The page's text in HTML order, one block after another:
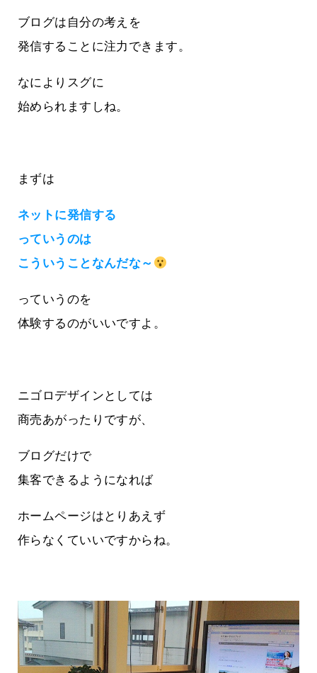
ブログは自分の考えを
発信することに注力できます。
なによりスグに
始められますしね。
まずは
ネットに発信する
っていうのは
こういうことなんだな～
っていうのを
体験するのがいいですよ。
ニゴロデザインとしては
商売あがったりですが、
ブログだけで
集客できるようになれば
ホームページはとりあえず
作らなくていいですからね。